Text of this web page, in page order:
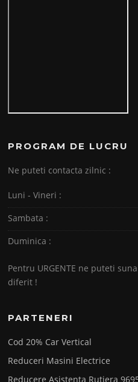
PROGRAM DE LUCRU
Ne puteti contacta zilnic :
Luni - Vineri :
Sambata :
Duminica :
Pentru URGENTE ne puteti
diferit !
PARTENERI
Cod 20% Car Vertical
Reduceri Masini Electrice
Reducere Asistenta Rutiera